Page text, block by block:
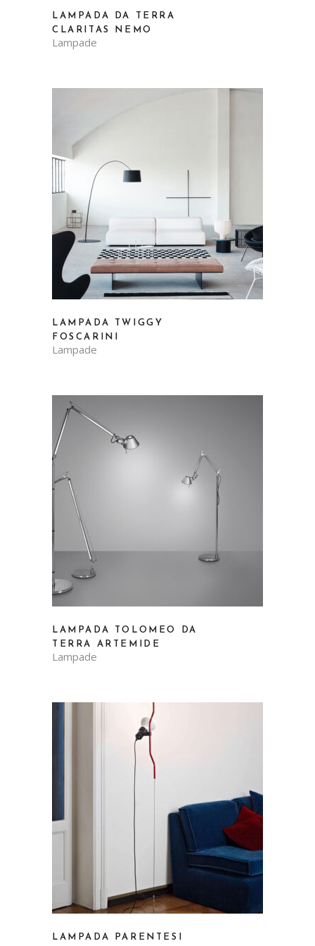
LAMPADA DA TERRA
CLARITAS NEMO
Lampade
LAMPADA TWIGGY
FOSCARINI
Lampade
LAMPADA TOLOMEO DA
TERRA ARTEMIDE
Lampade
LAMPADA PARENTESI